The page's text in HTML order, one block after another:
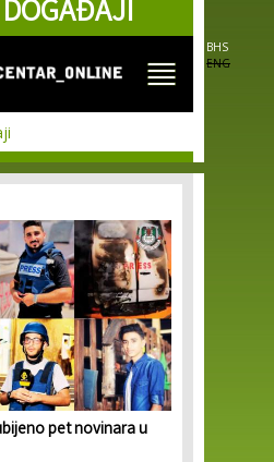
BHS
ENG
pet novinara u